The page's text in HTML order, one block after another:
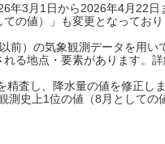
3月1日から2026年4月22
の値）」も変更となってお
）の気象観測データを用
る地点・要素があります。詳
査し、降水量の値を修正し
測史上1位の値（8月として